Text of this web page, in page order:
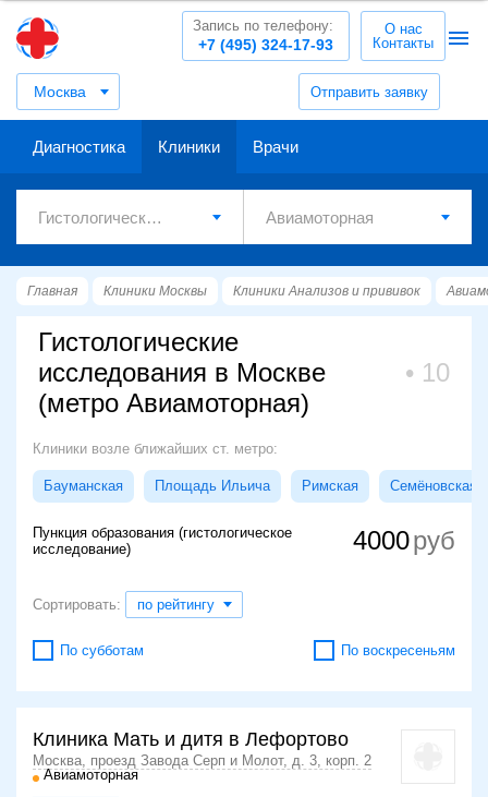
Москва Отправить заявку
+7 (495) 324-17-93
Запись по телефону:
О нас
Контакты
Диагностика Клиники Врачи
Главная Клиники Москвы Клиники Анализов и прививок
Гистологические
исследования в Москве
(метро Авиамоторная)
10
Клиники возле ближайших ст. метро:
Бауманская Площадь Ильича Римская Семёновская
Пункция образования (гистологическое
исследование)
4000
Сортировать: по рейтингу
По субботам По воскресеньям
Клиника Мать и дитя в Лефортово
Москва, проезд Завода Серп и Молот, д. 3, корп. 2
Авиамоторная